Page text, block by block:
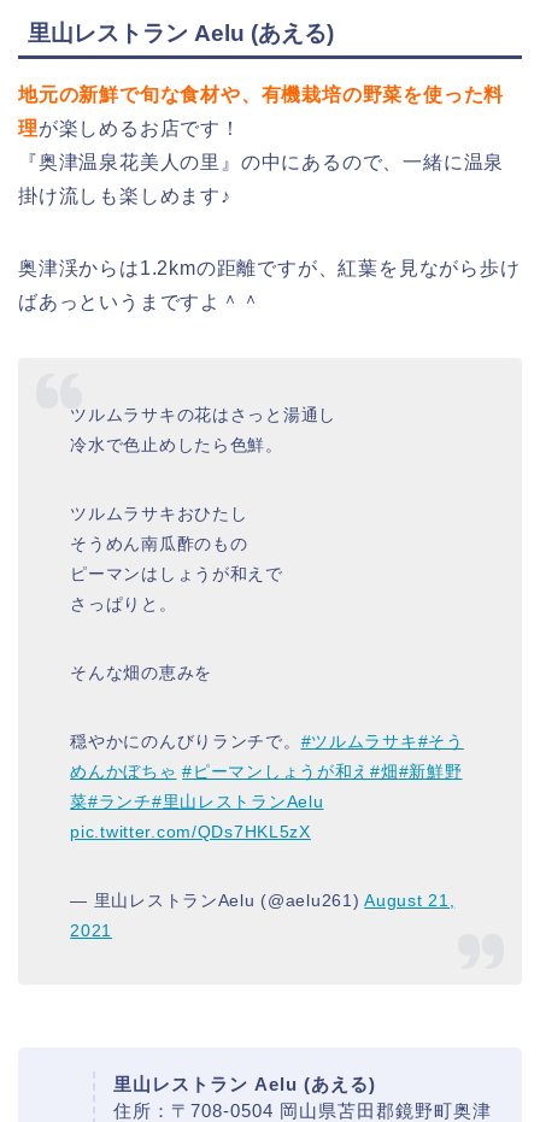
里山レストラン Aelu (あえる)
地元の新鮮で旬な食材や、有機栽培の野菜を使った料
理が楽しめるお店です！
『奥津温泉花美人の里』の中にあるので、一緒に温泉
掛け流しも楽しめます♪
奥津渓からは1.2kmの距離ですが、紅葉を見ながら歩け
ばあっというまですよ＾＾
ツルムラサキの花はさっと湯通し
冷水で色止めしたら色鮮。
ツルムラサキおひたし
そうめん南瓜酢のもの
ピーマンはしょうが和えで
さっぱりと。
そんな畑の恵みを
穏やかにのんびりランチで。 #ツルムラサキ#そう
めんかぼちゃ #ピーマンしょうが和え#畑#新鮮野
菜#ランチ#里山レストランAelu
pic.twitter.com/QDs7HKL5zX
— 里山レストランAelu (@aelu261)August 21,
2021
里山レストラン Aelu (あえる)
住所：〒708-0504 岡山県苫田郡鏡野町奥津